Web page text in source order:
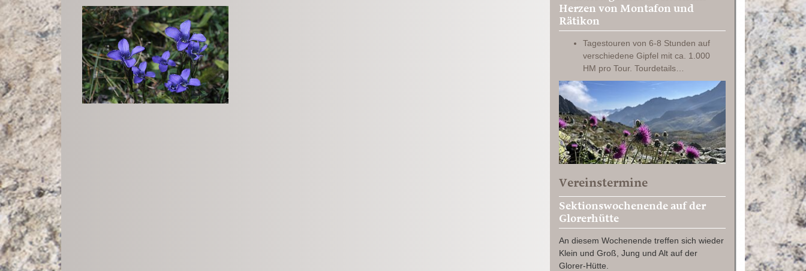
Herzen von Montafon und
Rätikon
Tagestouren von 6-8 Stunden auf
verschiedene Gipfel mit ca. 1.000
HM pro Tour. Tourdetails…
Vereinstermine
Sektionswochenende auf der
Glorerhütte
An diesem Wochenende treffen sich wieder
Klein und Groß, Jung und Alt auf der
Glorer-Hütte.